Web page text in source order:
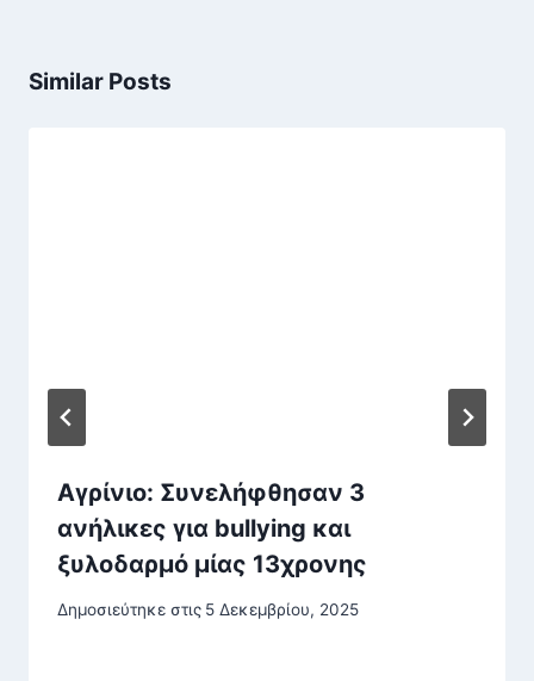
Similar Posts
Αγρίνιο: Συνελήφθησαν 3
ανήλικες για bullying και
ξυλοδαρμό μίας 13χρονης
Δημοσιεύτηκε στις 5 Δεκεμβρίου, 2025